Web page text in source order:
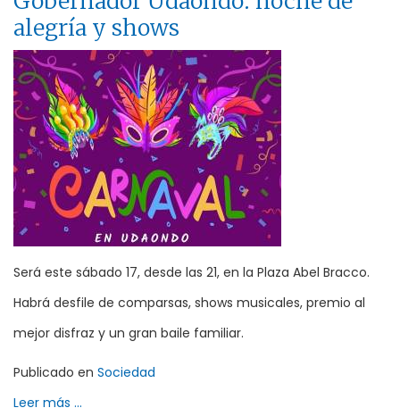
alegría y shows
Será este sábado 17, desde las 21, en la Plaza Abel Bracco.
Habrá desfile de comparsas, shows musicales, premio al
mejor disfraz y un gran baile familiar.
Publicado en Sociedad
Leer más ...